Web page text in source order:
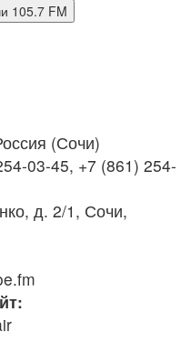
105.7 FM
(Сочи)
03-45, +7 (861) 254-
д. 2/1, Сочи,